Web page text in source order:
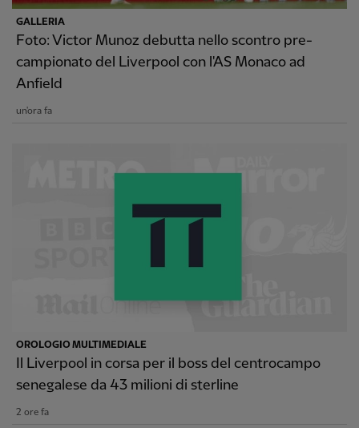
GALLERIA
Foto: Victor Munoz debutta nello scontro pre-
campionato del Liverpool con l'AS Monaco ad
Anfield
un'ora fa
OROLOGIO MULTIMEDIALE
Il Liverpool in corsa per il boss del centrocampo
senegalese da 43 milioni di sterline
2 ore fa